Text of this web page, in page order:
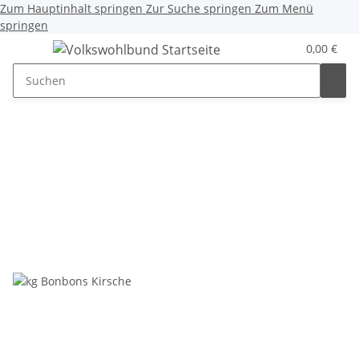
Zum Hauptinhalt springen Zur Suche springen Zum Menü
springen
0,00 €